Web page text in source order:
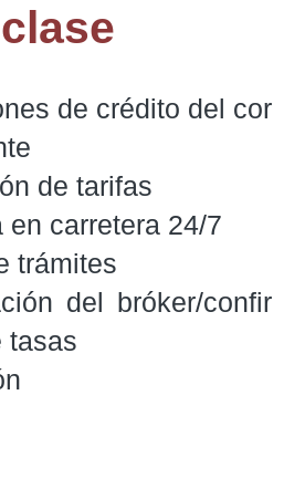
clase
de crédito del cor
de tarifas
en carretera 24/7
trámites
del bróker/confir
tasas